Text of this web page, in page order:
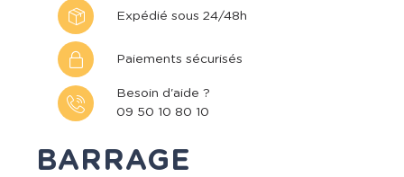
Expédié sous 24/48h
Paiements sécurisés
Besoin d'aide ?
09 50 10 80 10
BARRAGE